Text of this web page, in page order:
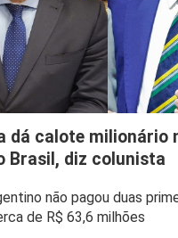
dá calote milionário
Brasil, diz colunista
não pagou duas
de R$ 63,6 milhões